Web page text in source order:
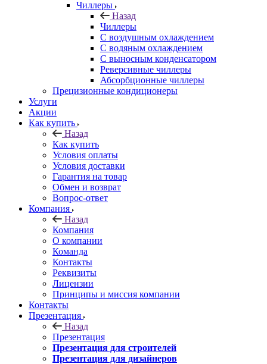
Чиллеры
Назад
Чиллеры
С воздушным охлаждением
С водяным охлаждением
С выносным конденсатором
Реверсивные чиллеры
Абсорбционные чиллеры
Прецизионные кондиционеры
Услуги
Акции
Как купить
Назад
Как купить
Условия оплаты
Условия доставки
Гарантия на товар
Обмен и возврат
Вопрос-ответ
Компания
Назад
Компания
О компании
Команда
Контакты
Реквизиты
Лицензии
Принципы и миссия компании
Контакты
Презентация
Назад
Презентация
Презентация для строителей
Презентация для дизайнеров